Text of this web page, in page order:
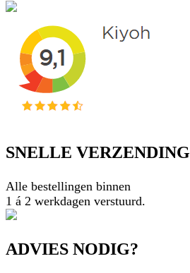
SNELLE VERZENDING
Alle bestellingen binnen
1 á 2 werkdagen verstuurd.
ADVIES NODIG?